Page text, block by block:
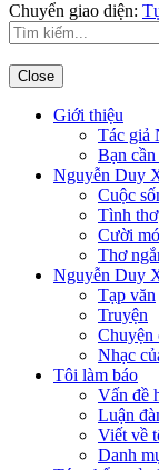
Chuyển giao diện:
Close
Giới thiệu
Tác giả
Bạn
Nguyễn Duy
Cuộc
Tình thơ
Cười
Thơ
Nguyễn Duy
Tạp văn
Truyện
Chuyện
Nhạc
Tôi làm báo
Vấn đề
Luận
Viết về
Danh